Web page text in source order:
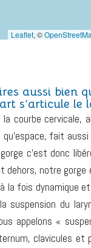
Leaflet, ©
aussi bien
s’articule le
cervicale,
fait
c’est donc
notre gorge
fois dynamique
du
appelons «
clavicules et